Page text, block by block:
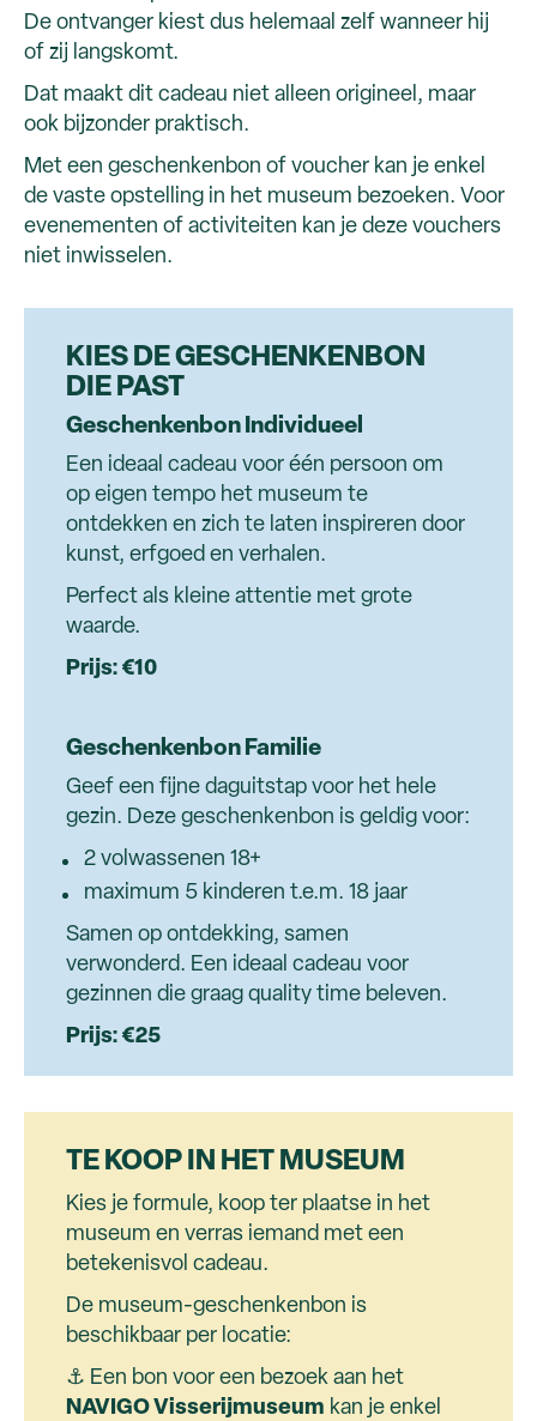
De ontvanger kiest dus helemaal zelf wanneer hij
of zij langskomt.
Dat maakt dit cadeau niet alleen origineel, maar
ook bijzonder praktisch.
Met een geschenkenbon of voucher kan je enkel
de vaste opstelling in het museum bezoeken. Voor
evenementen of activiteiten kan je deze vouchers
niet inwisselen.
KIES DE GESCHENKENBON
DIE PAST
Geschenkenbon Individueel
Een ideaal cadeau voor één persoon om
op eigen tempo het museum te
ontdekken en zich te laten inspireren door
kunst, erfgoed en verhalen.
Perfect als kleine attentie met grote
waarde.
Prijs: €10
Geschenkenbon Familie
Geef een fijne daguitstap voor het hele
gezin. Deze geschenkenbon is geldig voor:
2 volwassenen 18+
maximum 5 kinderen t.e.m. 18 jaar
Samen op ontdekking, samen
verwonderd. Een ideaal cadeau voor
gezinnen die graag quality time beleven.
Prijs: €25
TE KOOP IN HET MUSEUM
Kies je formule, koop ter plaatse in het
museum en verras iemand met een
betekenisvol cadeau.
De museum-geschenkenbon is
beschikbaar per locatie:
⚓ Een bon voor een bezoek aan het
NAVIGO Visserijmuseum kan je enkel